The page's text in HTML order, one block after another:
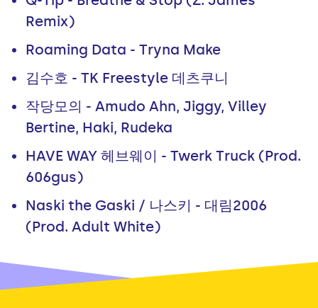
Remix)
Roaming Data - Tryna Make
김수호 - TK Freestyle 데츠쿠니
작당모의 - Amudo Ahn, Jiggy, Villey
Bertine, Haki, Rudeka
HAVE WAY 헤브웨이 - Twerk Truck (Prod.
606gus)
Naski the Gaski / 나스키 - 대림2006
(Prod. Adult White)